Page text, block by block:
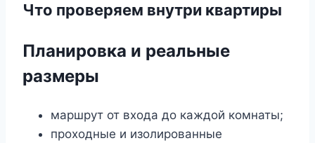
Что проверяем внутри квартиры
Планировка и реальные
размеры
маршрут от входа до каждой комнаты;
проходные и изолированные